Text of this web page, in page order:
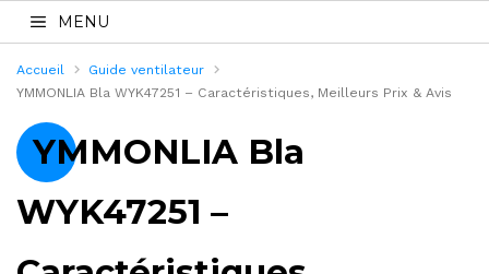
MENU
Accueil
Guide ventilateur
YMMONLIA Bla WYK47251 – Caractéristiques, Meilleurs Prix & Avis
YMMONLIA Bla
WYK47251 –